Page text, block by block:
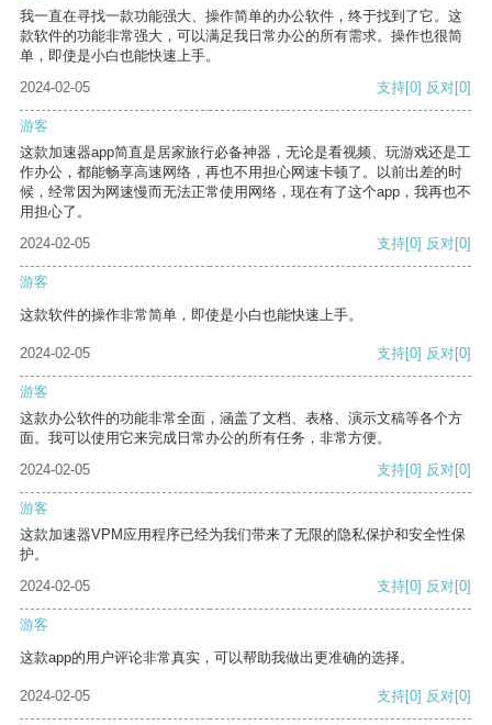
我一直在寻找一款功能强大、操作简单的办公软件，终于找到了它。这
款软件的功能非常强大，可以满足我日常办公的所有需求。操作也很简
单，即使是小白也能快速上手。
2024-02-05
支持[0] 反对[0]
游客
这款加速器app简直是居家旅行必备神器，无论是看视频、玩游戏还是工
作办公，都能畅享高速网络，再也不用担心网速卡顿了。以前出差的时
候，经常因为网速慢而无法正常使用网络，现在有了这个app，我再也不
用担心了。
2024-02-05
支持[0] 反对[0]
游客
这款软件的操作非常简单，即使是小白也能快速上手。
2024-02-05 支持[0] 反对[0]
游客
这款办公软件的功能非常全面，涵盖了文档、表格、演示文稿等各个方
面。我可以使用它来完成日常办公的所有任务，非常方便。
2024-02-05
支持[0] 反对[0]
游客
这款加速器VPM应用程序已经为我们带来了无限的隐私保护和安全性保
护。
2024-02-05
支持[0] 反对[0]
游客
这款app的用户评论非常真实，可以帮助我做出更准确的选择。
2024-02-05 支持[0] 反对[0]